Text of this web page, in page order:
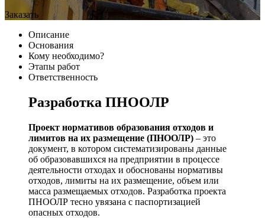
Заказать
Описание
Основания
Кому необходимо?
Этапы работ
Ответственность
Разработка ПНООЛР
Проект нормативов образования отходов и
лимитов на их размещение (ПНООЛР) – это
документ, в котором систематизированы данные
об образовавшихся на предприятии в процессе
деятельности отходах и обоснованы нормативы
отходов, лимиты на их размещение, объем или
масса размещаемых отходов. Разработка проекта
ПНООЛР тесно увязана с паспортизацией
опасных отходов.